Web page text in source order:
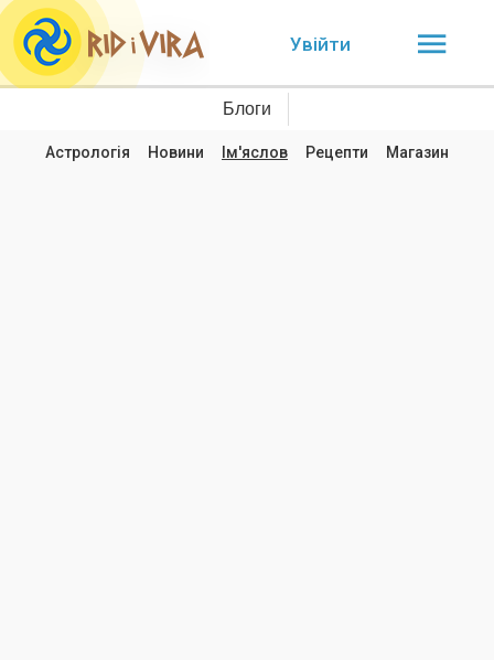
Увійти
Блоги
Астрологія Новини Ім'яслов Рецепти Магазин